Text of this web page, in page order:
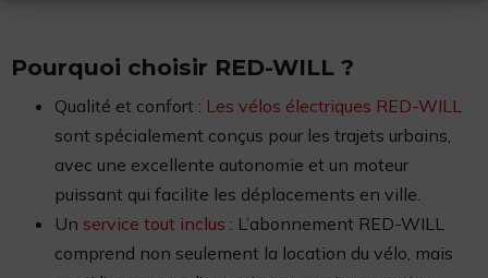
Pourquoi choisir RED-WILL ?
Qualité et confort : Les vélos électriques RED-WILL
sont spécialement conçus pour les trajets urbains,
avec une excellente autonomie et un moteur
puissant qui facilite les déplacements en ville.
Un service tout inclus : L’abonnement RED-WILL
comprend non seulement la location du vélo, mais